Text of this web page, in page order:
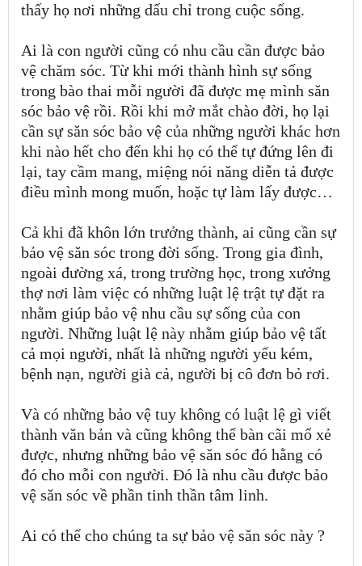
thấy họ nơi những dấu chỉ trong cuộc sống.
Ai là con người cũng có nhu cầu cần được bảo
vệ chăm sóc. Từ khi mới thành hình sự sống
trong bào thai mỗi người đã được mẹ mình săn
sóc bảo vệ rồi. Rồi khi mở mắt chào đời, họ lại
cần sự săn sóc bảo vệ của những người khác hơn
khi nào hết cho đến khi họ có thể tự đứng lên đi
lại, tay cầm mang, miệng nói năng diễn tả được
điều mình mong muốn, hoặc tự làm lấy được…
Cả khi đã khôn lớn trưởng thành, ai cũng cần sự
bảo vệ săn sóc trong đời sống. Trong gia đình,
ngoài đường xá, trong trường học, trong xưởng
thợ nơi làm việc có những luật lệ trật tự đặt ra
nhằm giúp bảo vệ nhu cầu sự sống của con
người. Những luật lệ này nhằm giúp bảo vệ tất
cả mọi người, nhất là những người yếu kém,
bệnh nạn, người già cả, người bị cô đơn bỏ rơi.
Và có những bảo vệ tuy không có luật lệ gì viết
thành văn bản và cũng không thể bàn cãi mổ xẻ
được, nhưng những bảo vệ săn sóc đó hằng có
đó cho mỗi con người. Đó là nhu cầu được bảo
vệ săn sóc về phần tinh thần tâm linh.
Ai có thể cho chúng ta sự bảo vệ săn sóc này ?